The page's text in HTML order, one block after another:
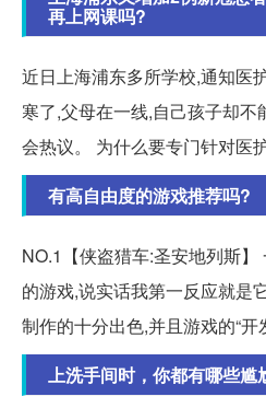
再上网课吗?
近日上海浦东多所学校,通知医
寒了,父母在一线,自己孩子却
会热议。 为什么要专门针对医
有高自由度的游戏推荐吗?
NO.1【侠盗猎车:圣安地列斯
的游戏,说实话我第一反应就是
制作的十分出色,并且游戏的“开
上洗手间时，你都有哪些尴